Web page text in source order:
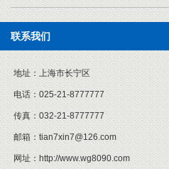
联系我们
地址： 上海市长宁区
电话： 025-21-8777777
传真： 032-21-8777777
邮箱： tian7xin7@126.com
网址： http://www.wg8090.com